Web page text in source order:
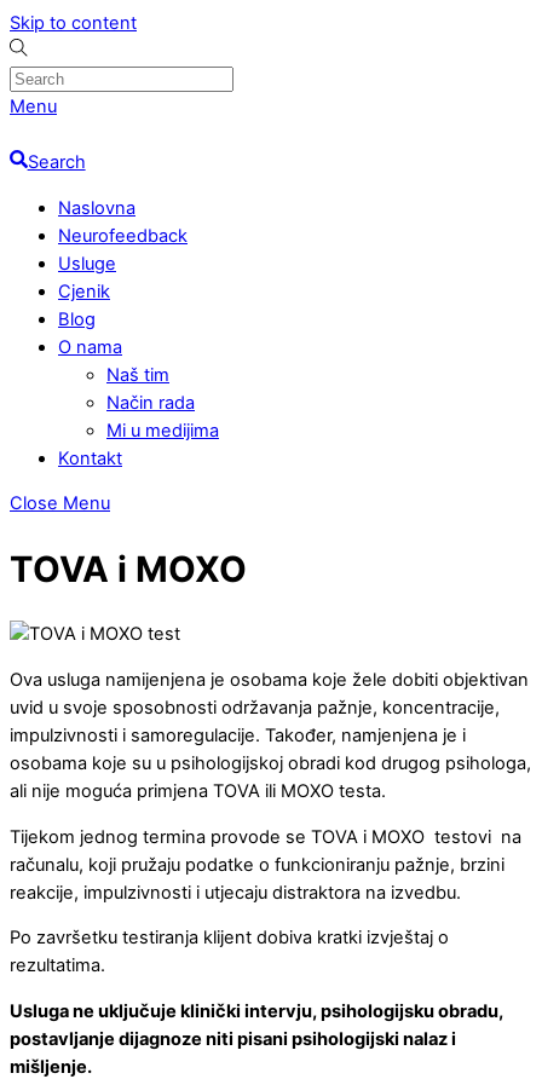
Skip to content
Menu
Search
Naslovna
Neurofeedback
Usluge
Cjenik
Blog
O nama
Naš tim
Način rada
Mi u medijima
Kontakt
Close Menu
TOVA i MOXO
Ova usluga namijenjena je osobama koje žele dobiti objektivan
uvid u svoje sposobnosti održavanja pažnje, koncentracije,
impulzivnosti i samoregulacije. Također, namjenjena je i
osobama koje su u psihologijskoj obradi kod drugog psihologa,
ali nije moguća primjena TOVA ili MOXO testa.
Tijekom jednog termina provode se TOVA i MOXO testovi na
računalu, koji pružaju podatke o funkcioniranju pažnje, brzini
reakcije, impulzivnosti i utjecaju distraktora na izvedbu.
Po završetku testiranja klijent dobiva kratki izvještaj o
rezultatima.
Usluga ne uključuje klinički intervju, psihologijsku obradu,
postavljanje dijagnoze niti pisani psihologijski nalaz i
mišljenje.